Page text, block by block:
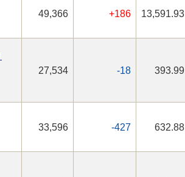
49,366 +186 13,591.93
27,534 -18 393.99
33,596 -427 632.88